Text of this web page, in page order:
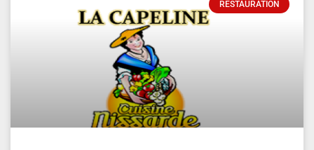
RESTAURATION